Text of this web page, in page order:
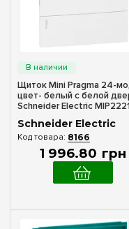
Количество модулей
54(+4)
Комплектация
В комплекте(3)
Щиток Mini Pragma 24-
цвет- белый с белой
Schneider Electric
Schneider Electric
8166
1 996.80 грн